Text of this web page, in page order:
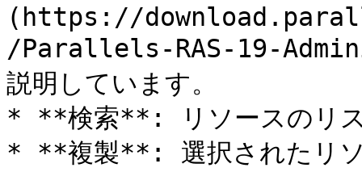
(https://
/Parallels-RAS-19-
説明しています。
* **検索**: リソースのリス
* **複製**: 選択されたリソ